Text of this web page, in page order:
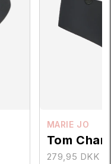
MARIE JO
Tom
279,95 DKK